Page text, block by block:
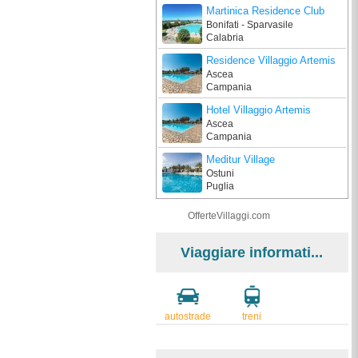
Martinica Residence Club
Bonifati - Sparvasile
Calabria
Residence Villaggio Artemis
Ascea
Campania
Hotel Villaggio Artemis
Ascea
Campania
Meditur Village
Ostuni
Puglia
OfferteVillaggi.com
Viaggiare informati...
autostrade treni